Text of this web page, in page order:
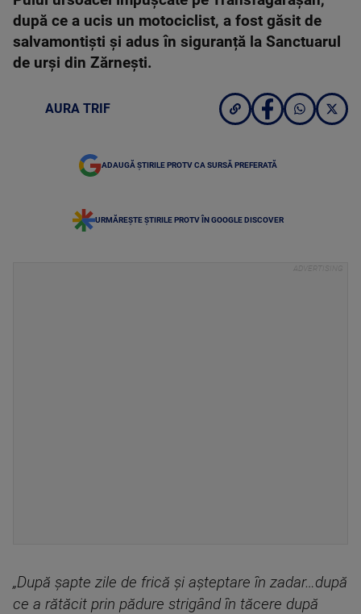
după ce a ucis un motociclist, a fost găsit de
salvamontiști și adus în siguranță la Sanctuarul
de urși din Zărnești.
AURA TRIF
ADAUGĂ ȘTIRILE PROTV CA SURSĂ PREFERATĂ
URMĂREȘTE ȘTIRILE PROTV ÎN GOOGLE DISCOVER
„După șapte zile de frică și așteptare în zadar…după
ce a rătăcit prin pădure strigând în tăcere după